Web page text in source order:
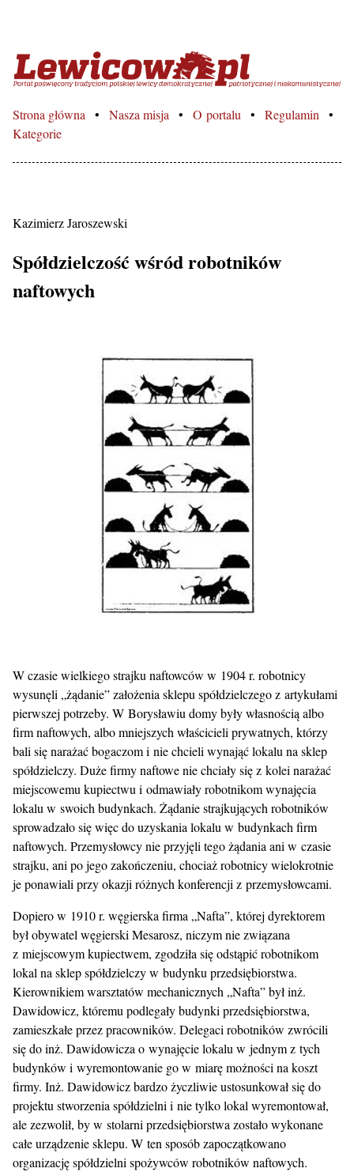
Lewicowo.pl – Portal
Strona główna Nasza misja O portalu
Regulamin
Kategorie
Kazimierz Jaroszewski
Spółdzielczość wśród robotników
naftowych
W czasie wielkiego strajku naftowców w 1904 r. robotnicy
wysunęli „żądanie” założenia sklepu spółdzielczego z artykułami
pierwszej potrzeby. W Borysławiu domy były własnością albo
firm naftowych, albo mniejszych właścicieli prywatnych, którzy
bali się narażać bogaczom i nie chcieli wynająć lokalu na sklep
spółdzielczy. Duże firmy naftowe nie chciały się z kolei narażać
miejscowemu kupiectwu i odmawiały robotnikom wynajęcia
lokalu w swoich budynkach. Żądanie strajkujących robotników
sprowadzało się więc do uzyskania lokalu w budynkach firm
naftowych. Przemysłowcy nie przyjęli tego żądania ani w czasie
strajku, ani po jego zakończeniu, chociaż robotnicy wielokrotnie
je ponawiali przy okazji różnych konferencji z przemysłowcami.
Dopiero w 1910 r. węgierska firma „Nafta”, której dyrektorem
był obywatel węgierski Mesarosz, niczym nie związana
z miejscowym kupiectwem, zgodziła się odstąpić robotnikom
lokal na sklep spółdzielczy w budynku przedsiębiorstwa.
Kierownikiem warsztatów mechanicznych „Nafta” był inż.
Dawidowicz, któremu podlegały budynki przedsiębiorstwa,
zamieszkałe przez pracowników. Delegaci robotników zwrócili
się do inż. Dawidowicza o wynajęcie lokalu w jednym z tych
budynków i wyremontowanie go w miarę możności na koszt
firmy. Inż. Dawidowicz bardzo życzliwie ustosunkował się do
projektu stworzenia spółdzielni i nie tylko lokal wyremontował,
ale zezwolił, by w stolarni przedsiębiorstwa zostało wykonane
całe urządzenie sklepu. W ten sposób zapoczątkowano
organizację spółdzielni spożywców robotników naftowych.